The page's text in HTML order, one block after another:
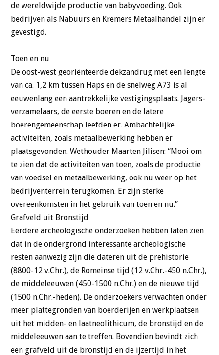
de wereldwijde productie van babyvoeding. Ook
bedrijven als Nabuurs en Kremers Metaalhandel zijn er
gevestigd.
Toen en nu
De oost-west georiënteerde dekzandrug met een lengte
van ca. 1,2 km tussen Haps en de snelweg A73 is al
eeuwenlang een aantrekkelijke vestigingsplaats. Jagers-
verzamelaars, de eerste boeren en de latere
boerengemeenschap leefden er. Ambachtelijke
activiteiten, zoals metaalbewerking hebben er
plaatsgevonden. Wethouder Maarten Jilisen: “Mooi om
te zien dat de activiteiten van toen, zoals de productie
van voedsel en metaalbewerking, ook nu weer op het
bedrijventerrein terugkomen. Er zijn sterke
overeenkomsten in het gebruik van toen en nu.”
Grafveld uit Bronstijd
Eerdere archeologische onderzoeken hebben laten zien
dat in de ondergrond interessante archeologische
resten aanwezig zijn die dateren uit de prehistorie
(8800-12 v.Chr.), de Romeinse tijd (12 v.Chr.-450 n.Chr.),
de middeleeuwen (450-1500 n.Chr.) en de nieuwe tijd
(1500 n.Chr.-heden). De onderzoekers verwachten onder
meer plattegronden van boerderijen en werkplaatsen
uit het midden- en laatneolithicum, de bronstijd en de
middeleeuwen aan te treffen. Bovendien bevindt zich
een grafveld uit de bronstijd en de ijzertijd in het